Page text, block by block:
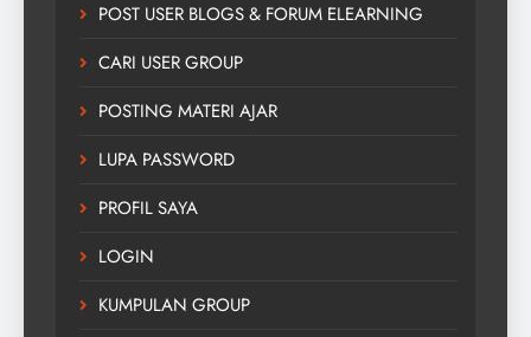
POST USER BLOGS & FORUM ELEARNING
CARI USER GROUP
POSTING MATERI AJAR
LUPA PASSWORD
PROFIL SAYA
LOGIN
KUMPULAN GROUP